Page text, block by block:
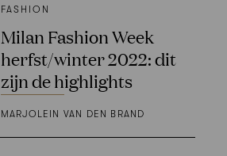
FASHION
Milan Fashion Week
herfst/winter 2022: dit
zijn de highlights
MARJOLEIN VAN DEN BRAND